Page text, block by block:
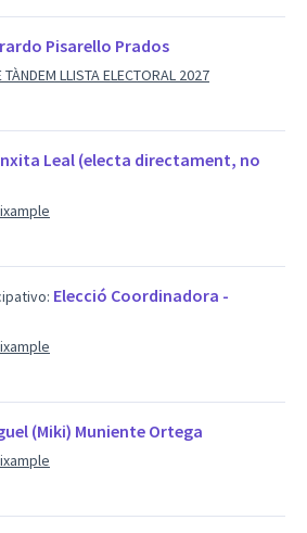
Pisarello Prados
LLISTA ELECTORAL 2027
Leal (electa directament, no
Elecció Coordinadora -
(Miki) Muniente Ortega